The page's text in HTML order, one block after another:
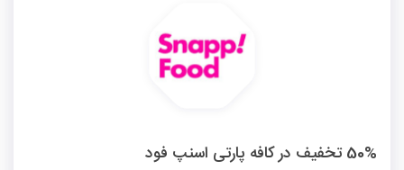
50% تخفیف در کافه پارتی اسنپ فود